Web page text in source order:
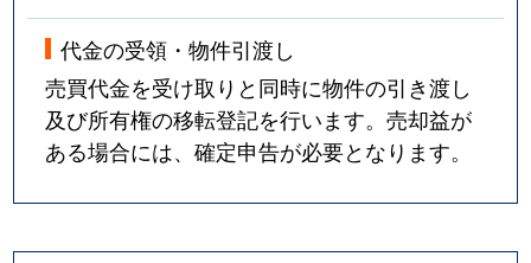
代金の受領・物件引渡し
売買代金を受け取りと同時に物件の引き渡し
及び所有権の移転登記を行います。売却益が
ある場合には、確定申告が必要となります。